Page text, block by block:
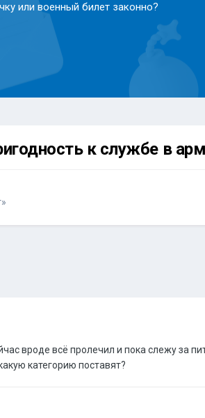
или военный билет законно?
к службе в
вроде всё пролечил и пока слежу за
категорию поставят?